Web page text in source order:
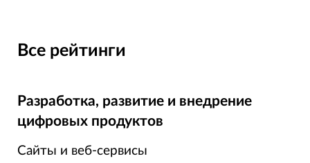
Все рейтинги
Разработка, развитие и внедрение
цифровых продуктов
Сайты и веб-сервисы